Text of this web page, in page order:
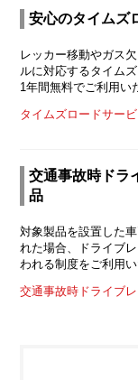
安心のタイムズ
レッカー移動やガス
ルに対応するタイム
1年間無料でご利用い
タイムズロードサー
交通事故時ドラ
品
対象製品を設置した
れた場合、ドライブ
われる制度をご利用い
交通事故時ドライブ